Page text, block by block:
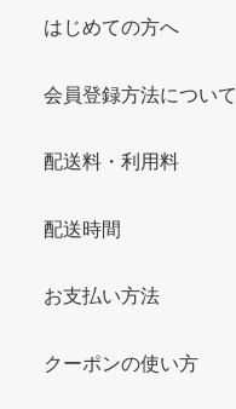
はじめての方へ
会員登録方法について
配送料・利用料
配送時間
お支払い方法
クーポンの使い方